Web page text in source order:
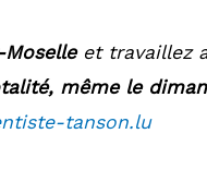
et travaillez
même le
tanson.lu